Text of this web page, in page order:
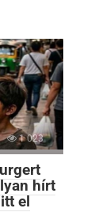
1 023
hírt
el